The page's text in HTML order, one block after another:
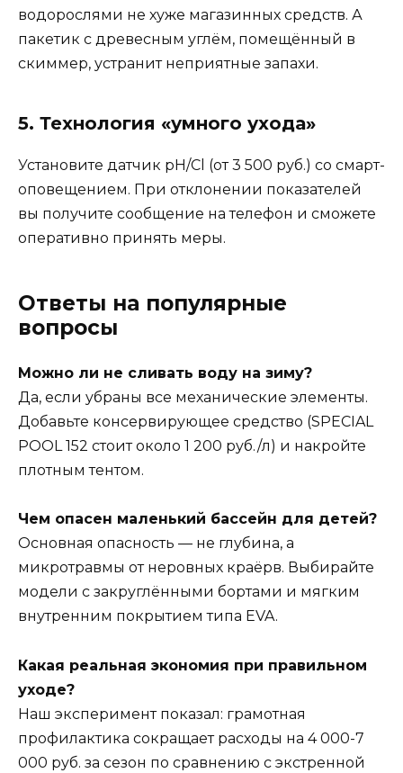
водорослями не хуже магазинных средств. А
пакетик с древесным углём, помещённый в
скиммер, устранит неприятные запахи.
5. Технология «умного ухода»
Установите датчик pH/Cl (от 3 500 руб.) со смарт-
оповещением. При отклонении показателей
вы получите сообщение на телефон и сможете
оперативно принять меры.
Ответы на популярные
вопросы
Можно ли не сливать воду на зиму?
Да, если убраны все механические элементы.
Добавьте консервирующее средство (SPECIAL
POOL 152 стоит около 1 200 руб./л) и накройте
плотным тентом.
Чем опасен маленький бассейн для детей?
Основная опасность — не глубина, а
микротравмы от неровных краёрв. Выбирайте
модели с закруглёнными бортами и мягким
внутренним покрытием типа EVA.
Какая реальная экономия при правильном
уходе?
Наш эксперимент показал: грамотная
профилактика сокращает расходы на 4 000-7
000 руб. за сезон по сравнению с экстренной